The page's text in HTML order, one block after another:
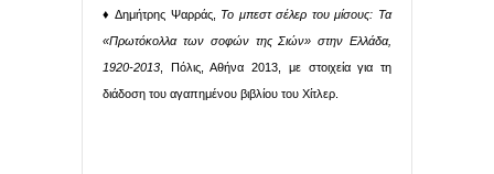
♦ Δημήτρης Ψαρράς, Το μπεστ σέλερ του μίσους: Τα
«Πρωτόκολλα των σοφών της Σιών» στην Ελλάδα,
1920-2013 , Πόλις, Αθήνα 2013, με στοιχεία για τη
διάδοση του αγαπημένου βιβλίου του Χίτλερ.